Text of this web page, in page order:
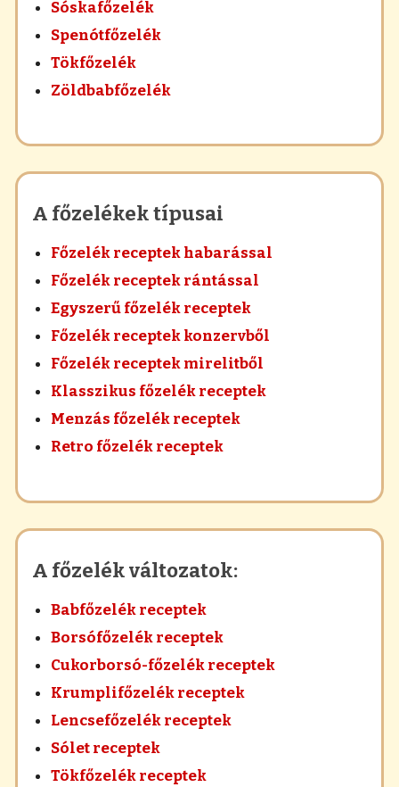
Sóskafőzelék
Spenótfőzelék
Tökfőzelék
Zöldbabfőzelék
A főzelékek típusai
Főzelék receptek habarással
Főzelék receptek rántással
Egyszerű főzelék receptek
Főzelék receptek konzervből
Főzelék receptek mirelitből
Klasszikus főzelék receptek
Menzás főzelék receptek
Retro főzelék receptek
A főzelék változatok:
Babfőzelék receptek
Borsófőzelék receptek
Cukorborsó-főzelék receptek
Krumplifőzelék receptek
Lencsefőzelék receptek
Sólet receptek
Tökfőzelék receptek